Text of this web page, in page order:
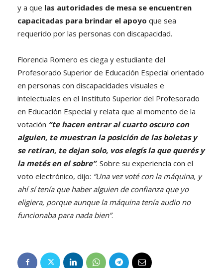
y a que las autoridades de mesa se encuentren
capacitadas para brindar el apoyo que sea
requerido por las personas con discapacidad.
Florencia Romero es ciega y estudiante del
Profesorado Superior de Educación Especial orientado
en personas con discapacidades visuales e
intelectuales en el Instituto Superior del Profesorado
en Educación Especial y relata que al momento de la
votación “te hacen entrar al cuarto oscuro con
alguien, te muestran la posición de las boletas y
se retiran, te dejan solo, vos elegís la que querés y
la metés en el sobre”. Sobre su experiencia con el
voto electrónico, dijo: “Una vez voté con la máquina, y
ahí sí tenía que haber alguien de confianza que yo
eligiera, porque aunque la máquina tenía audio no
funcionaba para nada bien”.